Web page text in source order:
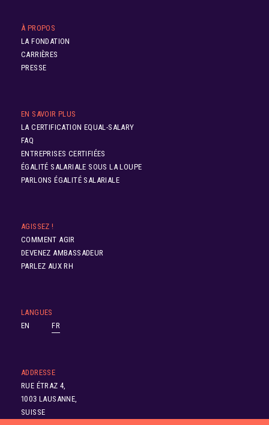
À PROPOS
LA FONDATION
CARRIÈRES
PRESSE
EN SAVOIR PLUS
LA CERTIFICATION EQUAL-SALARY
FAQ
ENTREPRISES CERTIFIÉES
ÉGALITÉ SALARIALE SOUS LA LOUPE
PARLONS ÉGALITÉ SALARIALE
AGISSEZ !
COMMENT AGIR
DEVENEZ AMBASSADEUR
PARLEZ AUX RH
LANGUES
EN
FR
ADDRESSE
RUE ÉTRAZ 4,
1003 LAUSANNE,
SUISSE